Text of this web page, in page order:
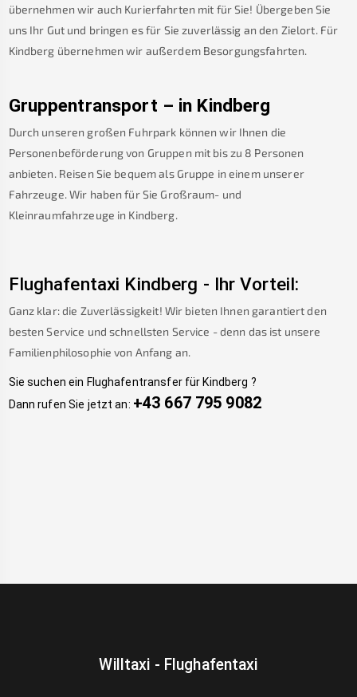
übernehmen wir auch Kurierfahrten mit für Sie! Übergeben Sie
uns Ihr Gut und bringen es für Sie zuverlässig an den Zielort. Für
Kindberg übernehmen wir außerdem Besorgungsfahrten.
Gruppentransport – in Kindberg
Durch unseren großen Fuhrpark können wir Ihnen die
Personenbeförderung von Gruppen mit bis zu 8 Personen
anbieten. Reisen Sie bequem als Gruppe in einem unserer
Fahrzeuge. Wir haben für Sie Großraum- und
Kleinraumfahrzeuge in Kindberg.
Flughafentaxi Kindberg - Ihr Vorteil:
Ganz klar: die Zuverlässigkeit! Wir bieten Ihnen garantiert den
besten Service und schnellsten Service - denn das ist unsere
Familienphilosophie von Anfang an.
Sie suchen ein Flughafentransfer für Kindberg ?
Dann rufen Sie jetzt an: +43 667 795 9082
Willtaxi - Flughafentaxi